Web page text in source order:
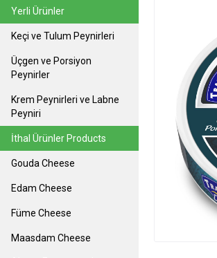
Yerli Ürünler
Keçi ve Tulum Peynirleri
Üçgen ve Porsiyon
Peynirler
Krem Peynirleri ve Labne
Peyniri
İthal Ürünler Products
Gouda Cheese
Edam Cheese
Füme Cheese
Maasdam Cheese